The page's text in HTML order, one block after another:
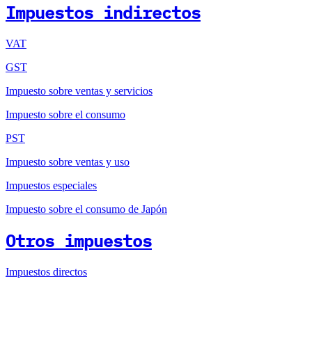
Impuestos indirectos
VAT
GST
Impuesto sobre ventas y servicios
Impuesto sobre el consumo
PST
Impuesto sobre ventas y uso
Impuestos especiales
Impuesto sobre el consumo de Japón
Otros impuestos
Impuestos directos